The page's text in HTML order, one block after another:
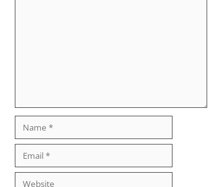
Website